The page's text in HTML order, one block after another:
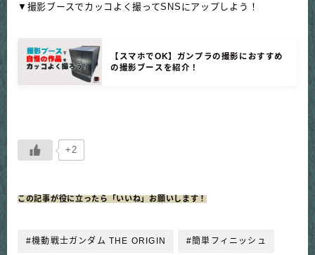
▼撮影ブースでカッコよく撮ってSNSにアップしよう！
【スマホでOK】ガンプラの撮影におすすめ
の撮影ブースを紹介！
+2
この記事が役に立ったら「いいね」お願いします！
#機動戦士ガンダム THE ORIGIN #簡単フィニッシュ